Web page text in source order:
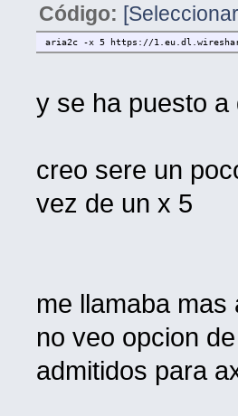
Código:
aria2c -x 5 https://
y se ha puesto a
creo sere un
vez de un x 5
me llamaba
no veo opcion
admitidos para